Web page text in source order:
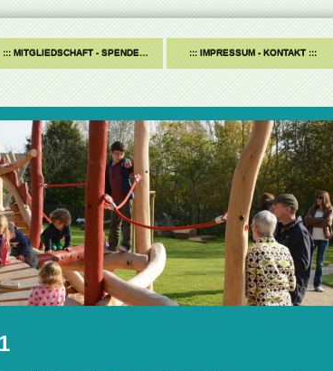
MITGLIEDSCHAFT - SPENDEN IMPRESSUM - KONTAKT